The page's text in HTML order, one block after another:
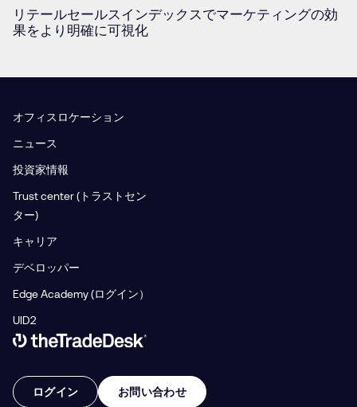
リテールセールスインデックスでマーケティングの効
果をより明確に可視化
オフィスロケーション
ニュース
投資家情報
Trust center (トラストセン
ター)
キャリア
デベロッパー
Edge Academy (ログイン）
UID2
Link to The Trade Desk Home Page
ログイン お問い合わせ